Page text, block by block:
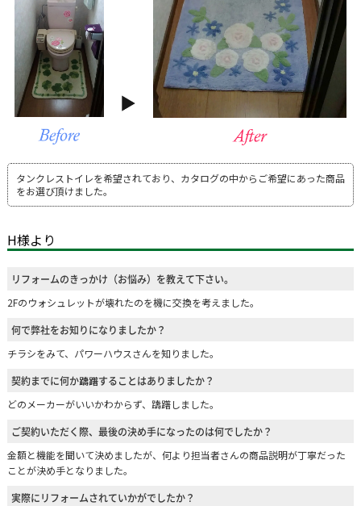
タンクレストイレを希望されており、カタログの中からご希望にあった商品
をお選び頂けました。
H様より
リフォームのきっかけ（お悩み）を教えて下さい。
2Fのウォシュレットが壊れたのを機に交換を考えました。
何で弊社をお知りになりましたか？
チラシをみて、パワーハウスさんを知りました。
契約までに何か躊躇することはありましたか？
どのメーカーがいいかわからず、躊躇しました。
ご契約いただく際、最後の決め手になったのは何でしたか？
金額と機能を聞いて決めましたが、何より担当者さんの商品説明が丁寧だった
ことが決め手となりました。
実際にリフォームされていかがでしたか？